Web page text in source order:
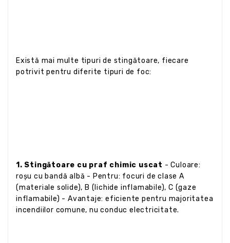
Există mai multe tipuri de stingătoare, fiecare
potrivit pentru diferite tipuri de foc:
1. Stingătoare cu praf chimic uscat - Culoare:
roșu cu bandă albă - Pentru: focuri de clase A
(materiale solide), B (lichide inflamabile), C (gaze
inflamabile) - Avantaje: eficiente pentru majoritatea
incendiilor comune, nu conduc electricitate.